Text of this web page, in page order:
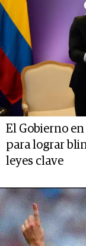
El Gobierno
para lograr
leyes clave